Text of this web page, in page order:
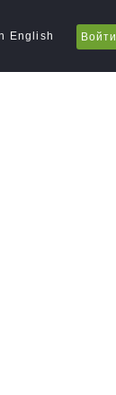
English Войти